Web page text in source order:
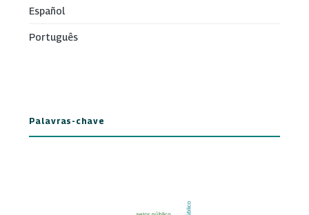
Español
Português
Palavras-chave